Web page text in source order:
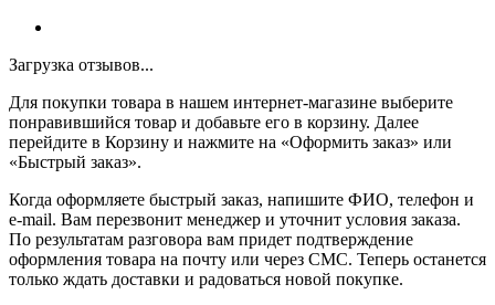
Загрузка отзывов...
Для покупки товара в нашем интернет-магазине выберите
понравившийся товар и добавьте его в корзину. Далее
перейдите в Корзину и нажмите на «Оформить заказ» или
«Быстрый заказ».
Когда оформляете быстрый заказ, напишите ФИО, телефон и
e-mail. Вам перезвонит менеджер и уточнит условия заказа.
По результатам разговора вам придет подтверждение
оформления товара на почту или через СМС. Теперь останется
только ждать доставки и радоваться новой покупке.